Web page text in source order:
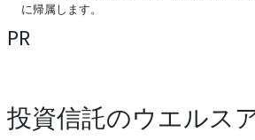
に帰属します。
PR
投資信託のウエルス